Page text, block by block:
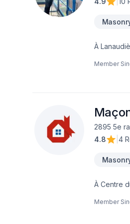
À
tout en
Member
2895 5e
4.8
4
À Centre
client,
Member